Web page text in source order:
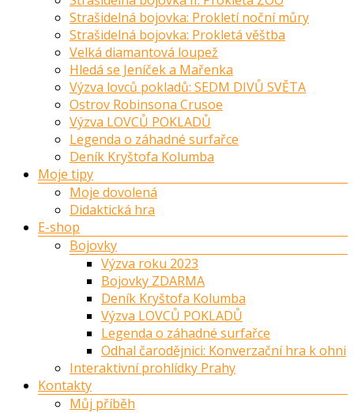
Strašidelná bojovka: Prokletí noční můry
Strašidelná bojovka: Prokletá věštba
Velká diamantová loupež
Hledá se Jeníček a Mařenka
Výzva lovců pokladů: SEDM DIVŮ SVĚTA
Ostrov Robinsona Crusoe
Výzva LOVCŮ POKLADŮ
Legenda o záhadné surfařce
Deník Kryštofa Kolumba
Moje tipy
Moje dovolená
Didaktická hra
E-shop
Bojovky
Výzva roku 2023
Bojovky ZDARMA
Deník Kryštofa Kolumba
Výzva LOVCŮ POKLADŮ
Legenda o záhadné surfařce
Odhal čarodějnici: Konverzační hra k ohni
Interaktivní prohlídky Prahy
Kontakty
Můj příběh